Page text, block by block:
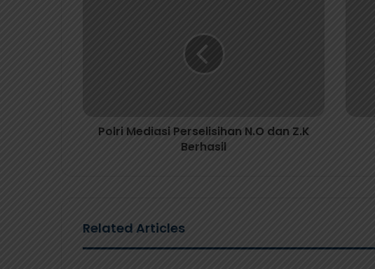
Polri Mediasi Perselisihan N.O dan Z.K
Berhasil
Related Articles